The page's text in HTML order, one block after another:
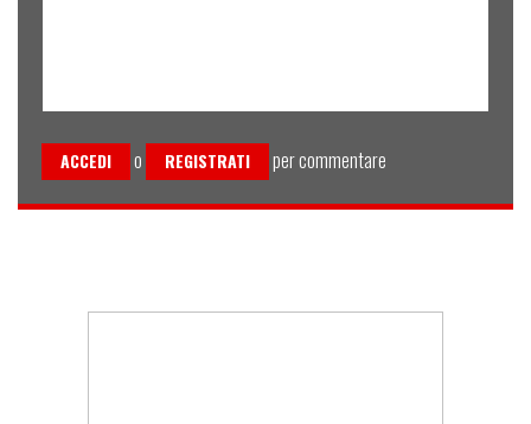
ACCEDI o REGISTRATI per commentare